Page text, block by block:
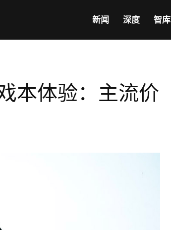
新闻 深度 智库
本体验：主流价